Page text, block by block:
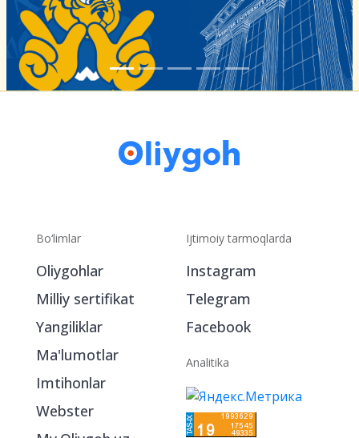
Bo‘limlar
Oliygohlar
Milliy sertifikat
Yangiliklar
Ma'lumotlar
Imtihonlar
Webster
Ijtimoiy tarmoqlarda
Instagram
Telegram
Facebook
Analitika